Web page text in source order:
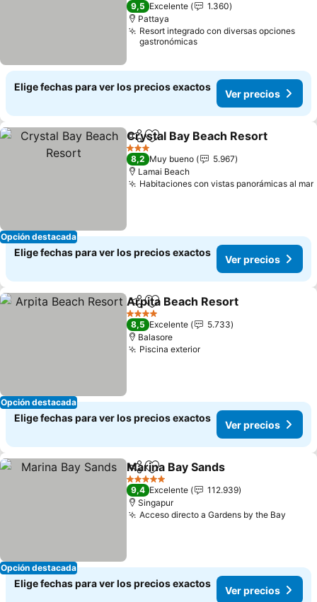
9,5 Excelente
1.360
Pattaya
Resort integrado con diversas opciones
gastronómicas
Elige fechas para ver los precios exactos
Ver precios
Opción destacada
CompartirAgregar a favoritos
Crystal Bay Beach Resort
3 Estrellas
8,2 Muy bueno
5.967
Lamai Beach
Habitaciones con vistas panorámicas al mar
Elige fechas para ver los precios exactos
Ver precios
Opción destacada
CompartirAgregar a favoritos
Arpita Beach Resort
4 Estrellas
8,5 Excelente
5.733
Balasore
Piscina exterior
Elige fechas para ver los precios exactos
Ver precios
Opción destacada
CompartirAgregar a favoritos
Marina Bay Sands
5 Estrellas
9,4 Excelente
112.939
Singapur
Acceso directo a Gardens by the Bay
Elige fechas para ver los precios exactos
Ver precios